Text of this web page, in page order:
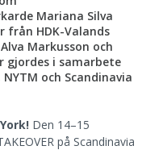
Mariana Silva
från HDK-Valands
Markusson och
gjordes i samarbete
och Scandinavia
Den 14–15
på Scandinavia